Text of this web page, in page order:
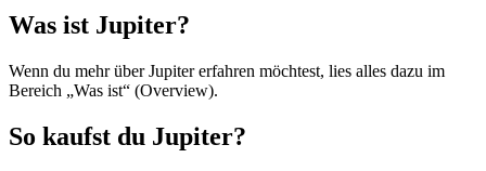
Was ist Jupiter?
Wenn du mehr über Jupiter erfahren möchtest, lies alles dazu im
Bereich „Was ist“ (Overview).
So kaufst du Jupiter?